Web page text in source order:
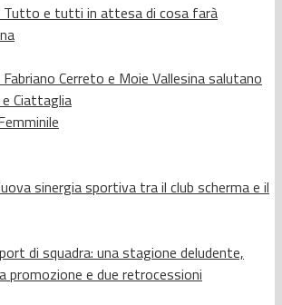
Tutto e tutti in attesa di cosa farà
Cerreto e Moie Vallesina salutano
Ciattaglia
sinergia sportiva tra il club scherma e il
di squadra: una stagione deludente,
promozione e due retrocessioni